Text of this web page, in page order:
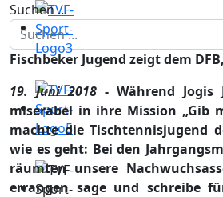
Suchen ...
Fischbeker Jugend zeigt dem
19. Juni 2018 - Während Jogis
miserabel in ihre Mission „Gib
machte die Tischtennisjugend
wie es geht: Bei den
räumten unsere
errangen sage und schreibe